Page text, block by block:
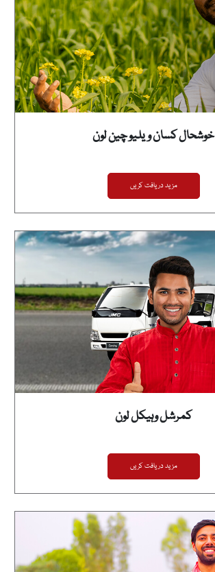
خوشحال کسان ویلیو چین لون
مزید دریافت کریں
کمرشل وہیکل لون
مزید دریافت کریں